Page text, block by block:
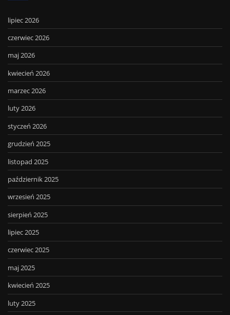
lipiec 2026
czerwiec 2026
maj 2026
kwiecień 2026
marzec 2026
luty 2026
styczeń 2026
grudzień 2025
listopad 2025
październik 2025
wrzesień 2025
sierpień 2025
lipiec 2025
czerwiec 2025
maj 2025
kwiecień 2025
luty 2025